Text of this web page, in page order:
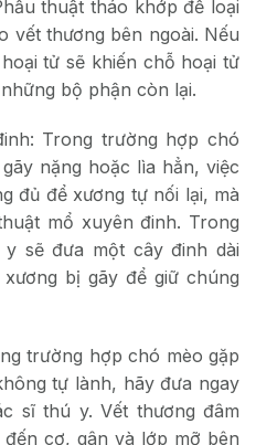
thuật tháo khớp để loại
vết thương bên ngoài. Nếu
tử sẽ khiến chỗ hoại tử
bộ phận còn lại.
Trong trường hợp chó
nặng hoặc lìa hẳn, việc
đủ để xương tự nối lại, mà
mổ xuyên đinh. Trong
sẽ đưa một cây đinh dài
bị gãy để giữ chúng
trường hợp chó mèo gặp
tự lành, hãy đưa ngay
sĩ thú y. Vết thương đâm
cơ, gân và lớp mỡ bên